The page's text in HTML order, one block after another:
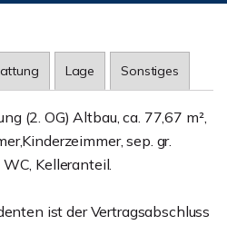
Lage Sonstiges
(2. OG) Altbau, ca. 77,67 m²,
sep. gr.
Kelleranteil.
ist der Vertragsabschluss